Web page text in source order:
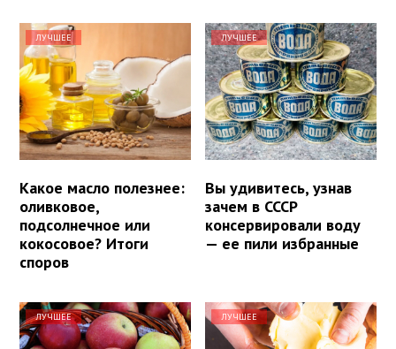
ЛУЧШЕЕ
Какое масло полезнее:
оливковое,
подсолнечное или
кокосовое? Итоги
споров
ЛУЧШЕЕ
Вы удивитесь, узнав
зачем в СССР
консервировали воду
— ее пили избранные
ЛУЧШЕЕ ЛУЧШЕЕ